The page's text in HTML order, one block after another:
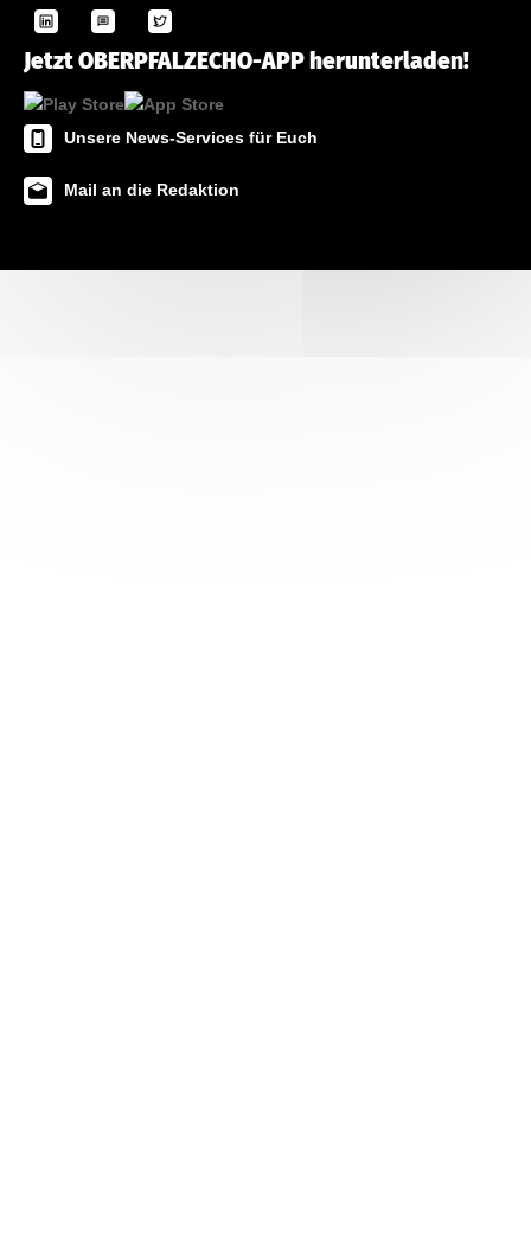
Jetzt OBERPFALZECHO-APP herunterladen!
Unsere News-Services für Euch
Mail an die Redaktion